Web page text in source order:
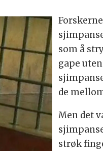
som å
gape
de
Men det
strøk